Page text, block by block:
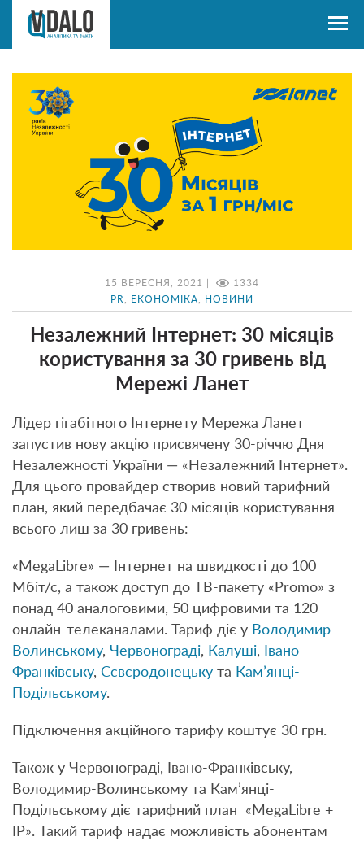
15 ВЕРЕСНЯ, 2021 |
1334
PR, ЕКОНОМІКА, НОВИНИ
Незалежний Інтернет: 30 місяців
користування за 30 гривень від
Мережі Ланет
Лідер гігабітного Інтернету Мережа Ланет
запустив нову акцію присвячену 30-річчю Дня
Незалежності України — «Незалежний Інтернет».
Для цього провайдер створив новий тарифний
план, який передбачає 30 місяців користування
всього лиш за 30 гривень:
«MegaLibre» — Інтернет на швидкості до 100
Мбіт/с, а також доступ до ТВ-пакету «Promo» з
понад 40 аналоговими, 50 цифровими та 120
онлайн-телеканалами. Тариф діє у Володимир-
Волинському, Червонограді, Калуші,
Івано-
Франківську, Сєвєродонецьку та Кам’янці-
Подільському.
Підключення акційного тарифу коштує 30 грн.
Також у Червонограді, Івано-Франківську,
Володимир-Волинському та Кам’янці-
Подільському діє тарифний план «MegaLibre +
IP». Такий тариф надає можливість абонентам